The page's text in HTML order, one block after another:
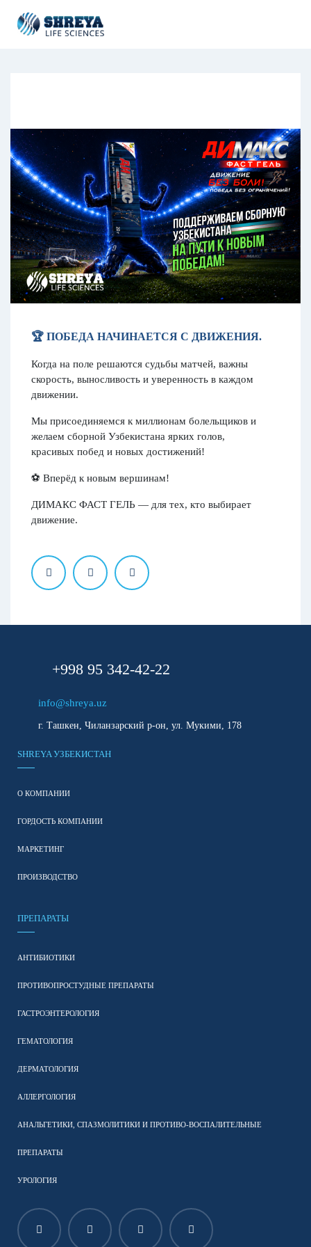
🏆 ПОБЕДА НАЧИНАЕТСЯ С ДВИЖЕНИЯ.
Когда на поле решаются судьбы матчей, важны
скорость, выносливость и уверенность в каждом
движении.
Мы присоединяемся к миллионам болельщиков и
желаем сборной Узбекистана ярких голов,
красивых побед и новых достижений!
⚽️ Вперёд к новым вершинам!
ДИМАКС ФАСТ ГЕЛЬ — для тех, кто выбирает
движение.
+998 95 342-42-22
info@shreya.uz
г. Ташкен, Чиланзарский р-он, ул. Мукими, 178
SHREYA УЗБЕКИСТАН
О КОМПАНИИ
ГОРДОСТЬ КОМПАНИИ
МАРКЕТИНГ
ПРОИЗВОДСТВО
ПРЕПАРАТЫ
АНТИБИОТИКИ
ПРОТИВОПРОСТУДНЫЕ ПРЕПАРАТЫ
ГАСТРОЭНТЕРОЛОГИЯ
ГЕМАТОЛОГИЯ
ДЕРМАТОЛОГИЯ
АЛЛЕРГОЛОГИЯ
АНАЛЬГЕТИКИ, СПАЗМОЛИТИКИ И ПРОТИВО-ВОСПАЛИТЕЛЬНЫЕ
ПРЕПАРАТЫ
УРОЛОГИЯ